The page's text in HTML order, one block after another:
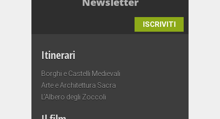
ISCRIVITI
Itinerari
Borghi e Castelli Medievali
Arte e Architettura Sacra
L’Albero degli Zoccoli